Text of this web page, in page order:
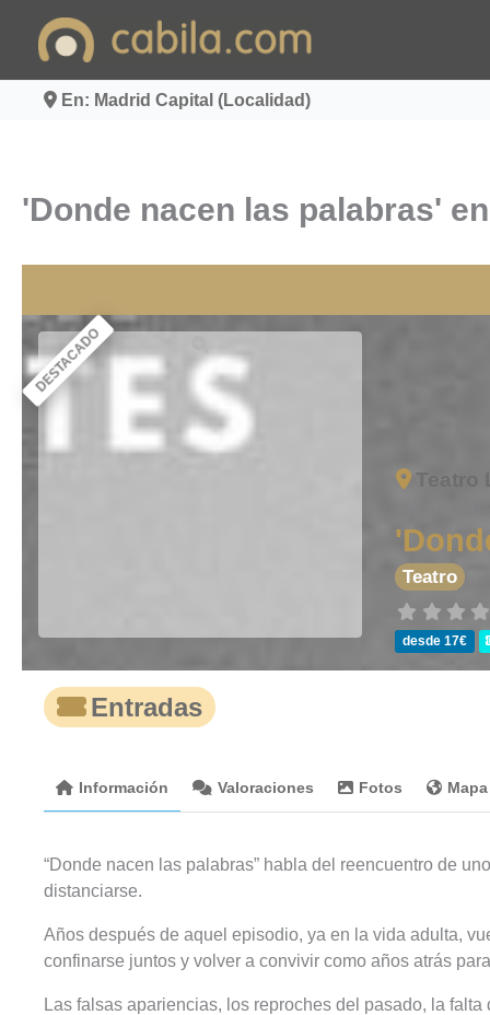
En: Madrid Capital (Localidad)
'Donde nacen las palabras'
DESTACADO
Teatro
Teatro
desde 17€
Entradas
Información Valoraciones Fotos Mapa
“Donde nacen las palabras” habla del reencuentro de
distanciarse.
Años después de aquel episodio, ya en la vida adulta,
confinarse juntos y volver a convivir como años atrás
Las falsas apariencias, los reproches del pasado, la